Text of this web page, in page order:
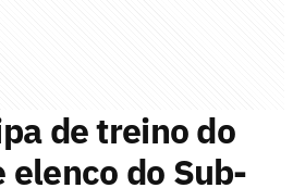
de treino do
elenco do Sub-